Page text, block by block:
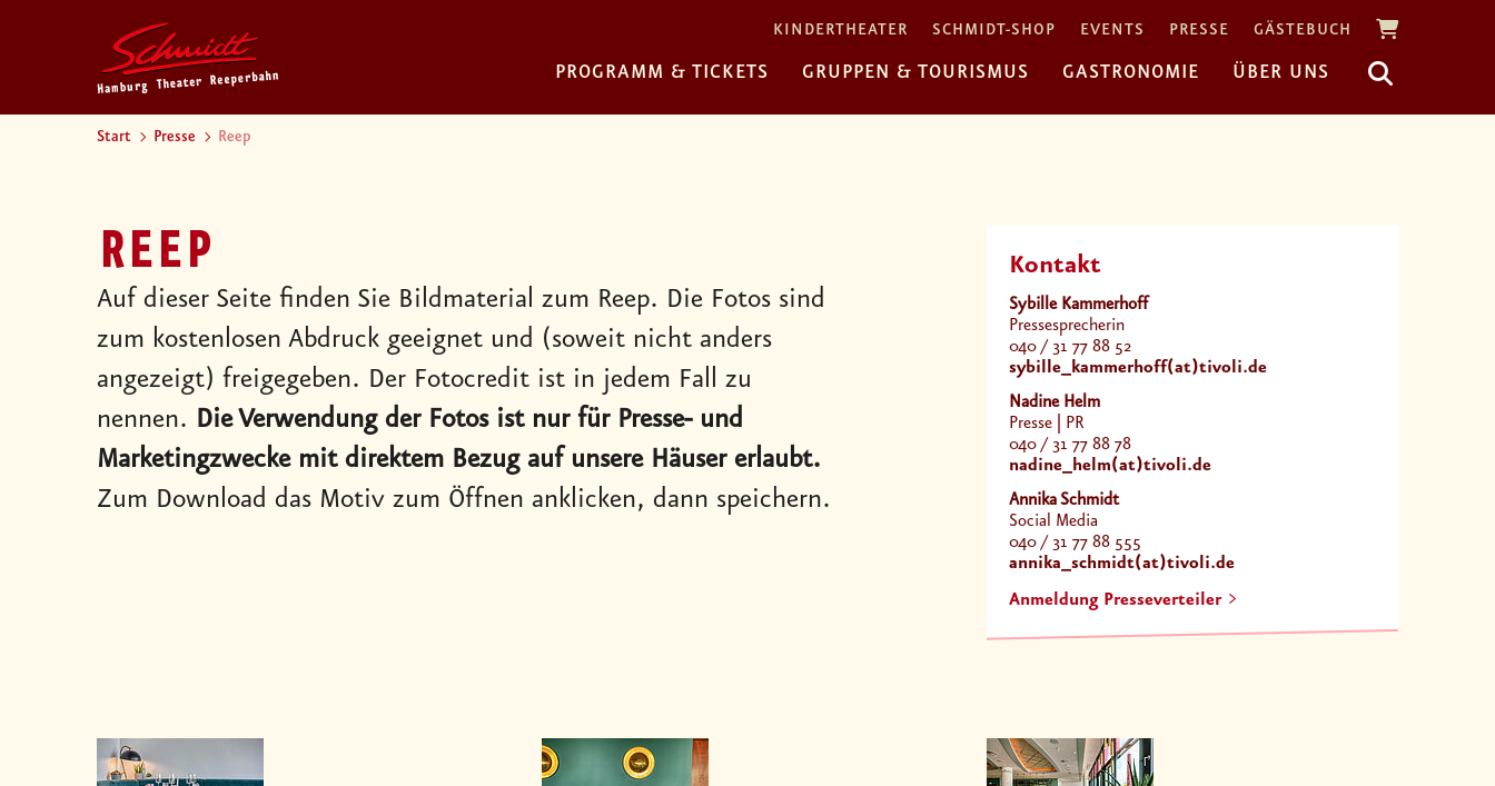
KINDERTHEATER SCHMIDT-SHOP EVENTS PRESSE GÄSTEBUCH
PROGRAMM & TICKETS GRUPPEN & TOURISMUS GASTRONOMIE ÜBER UNS
Start Presse Reep
REEP
Auf dieser Seite finden Sie Bildmaterial zum Reep. Die Fotos sind
zum kostenlosen Abdruck geeignet und (soweit nicht anders
angezeigt) freigegeben. Der Fotocredit ist in jedem Fall zu
nennen. Die Verwendung der Fotos ist nur für Presse- und
Marketingzwecke mit direktem Bezug auf unsere Häuser erlaubt.
Zum Download das Motiv zum Öffnen anklicken, dann speichern.
Kontakt
Sybille Kammerhoff
Pressesprecherin
040 / 31 77 88 52
sybille_kammerhoff(at)tivoli.de
Nadine Helm
Presse | PR
040 / 31 77 88 78
nadine_helm(at)tivoli.de
Annika Schmidt
Social Media
040 / 31 77 88 555
annika_schmidt(at)tivoli.de
Anmeldung Presseverteiler